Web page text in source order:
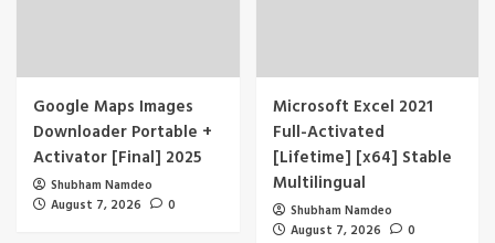
Google Maps Images
Downloader Portable +
Activator [Final] 2025
Shubham Namdeo
August 7, 2026
0
Microsoft Excel 2021
Full-Activated
[Lifetime] [x64] Stable
Multilingual
Shubham Namdeo
August 7, 2026
0